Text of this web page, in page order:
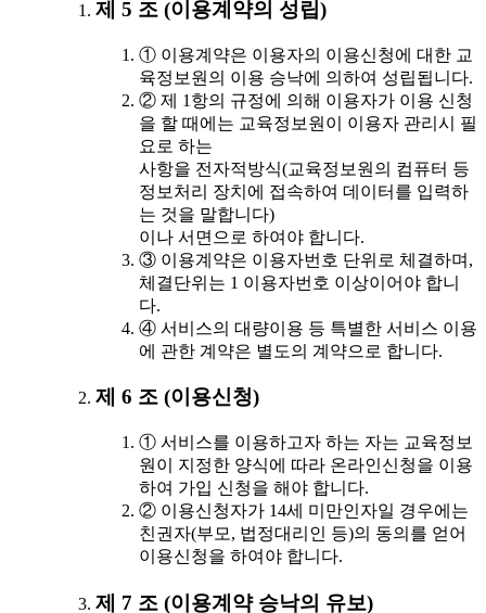
제 5 조 (이용계약의 성립)
① 이용계약은 이용자의 이용신청에 대한 교
육정보원의 이용 승낙에 의하여 성립됩니다.
② 제 1항의 규정에 의해 이용자가 이용 신청
을 할 때에는 교육정보원이 이용자 관리시 필
요로 하는
사항을 전자적방식(교육정보원의 컴퓨터 등
정보처리 장치에 접속하여 데이터를 입력하
는 것을 말합니다)
이나 서면으로 하여야 합니다.
③ 이용계약은 이용자번호 단위로 체결하며,
체결단위는 1 이용자번호 이상이어야 합니
다.
④ 서비스의 대량이용 등 특별한 서비스 이용
에 관한 계약은 별도의 계약으로 합니다.
제 6 조 (이용신청)
① 서비스를 이용하고자 하는 자는 교육정보
원이 지정한 양식에 따라 온라인신청을 이용
하여 가입 신청을 해야 합니다.
② 이용신청자가 14세 미만인자일 경우에는
친권자(부모, 법정대리인 등)의 동의를 얻어
이용신청을 하여야 합니다.
제 7 조 (이용계약 승낙의 유보)